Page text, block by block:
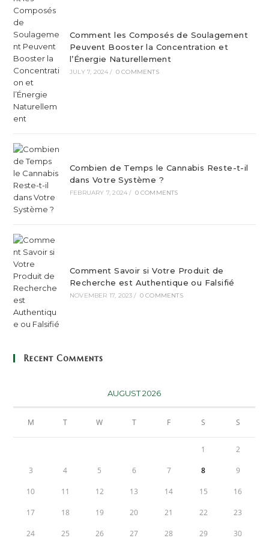
Comment les Composés de Soulagement
Peuvent Booster la Concentration et
l’Énergie Naturellement
JULY 7, 2024 / 0 COMMENTS
Combien de Temps le Cannabis Reste-t-il
dans Votre Système ?
FEBRUARY 7, 2024 / 0 COMMENTS
Comment Savoir si Votre Produit de
Recherche est Authentique ou Falsifié
NOVEMBER 17, 2023 / 0 COMMENTS
Recent Comments
AUGUST 2026
M T W T F S S
1 2
3 4 5 6 7 8 9
10 11 12 13 14 15 16
17 18 19 20 21 22 23
24 25 26 27 28 29 30